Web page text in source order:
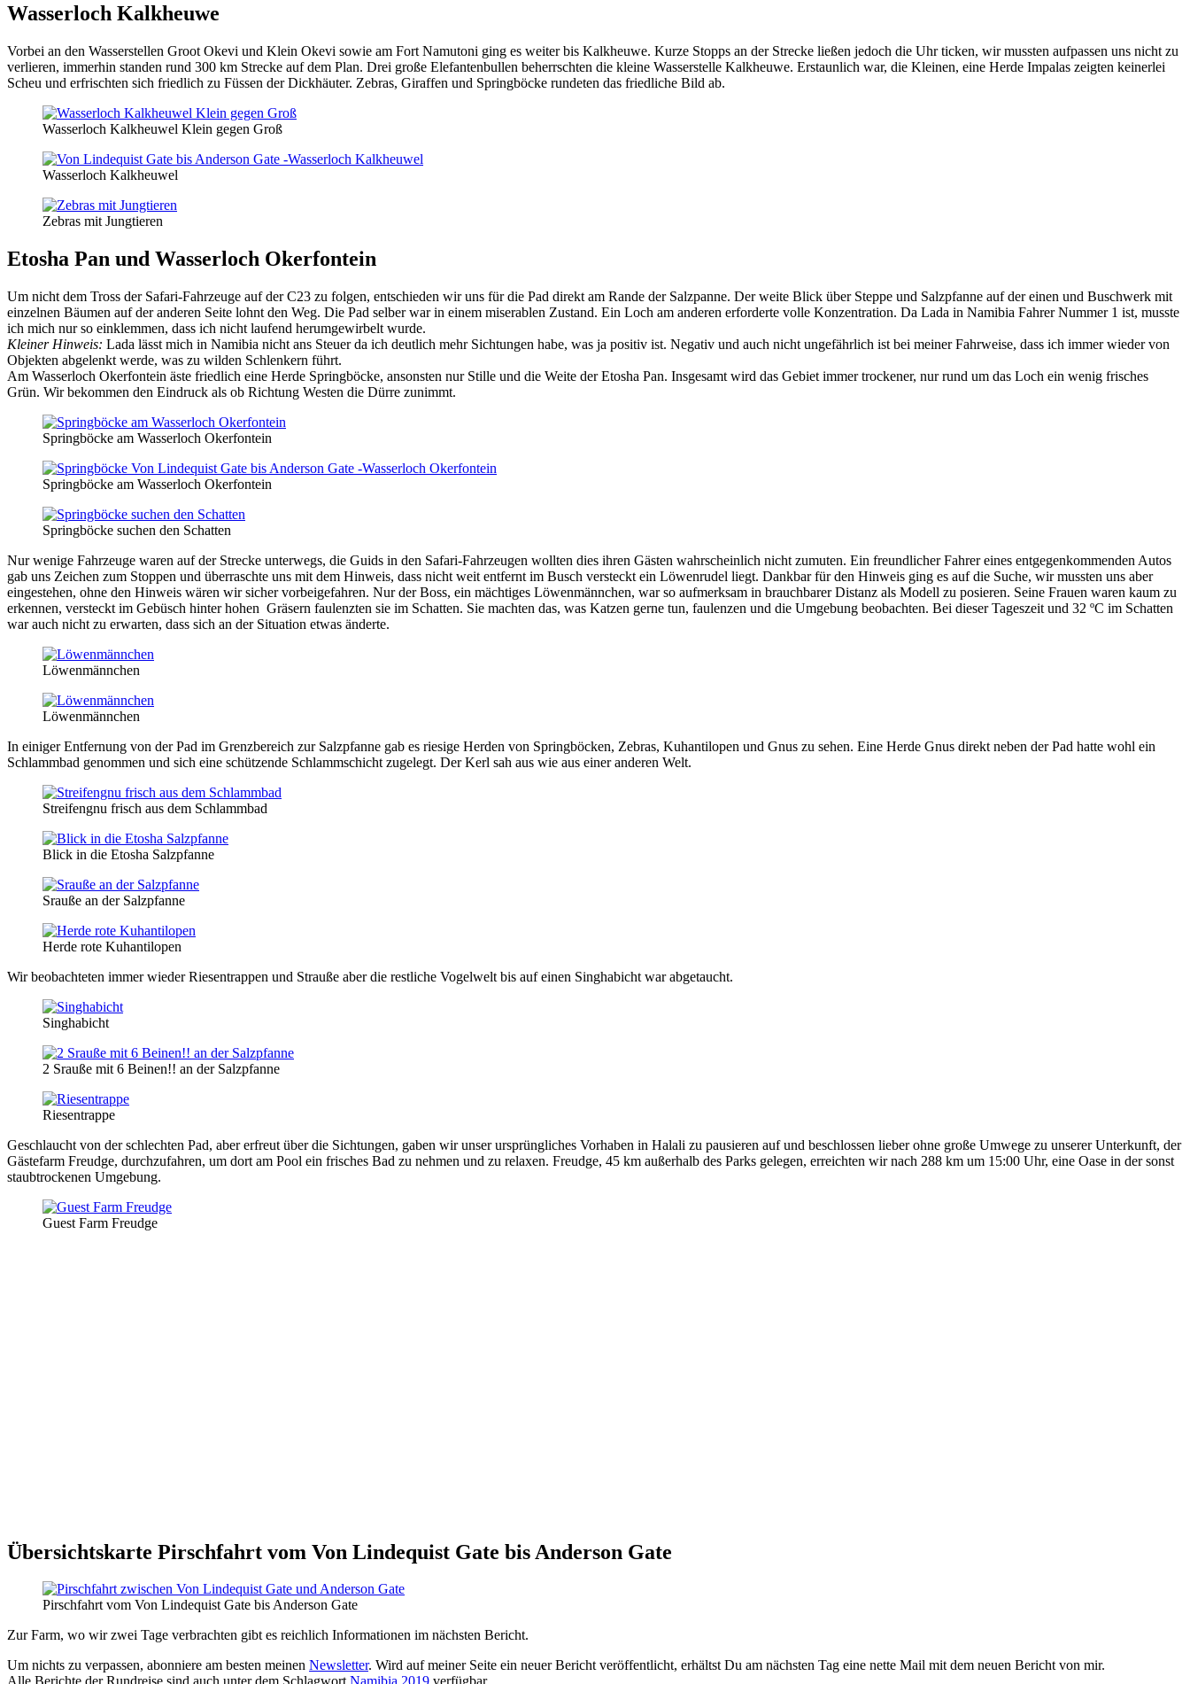
Wasserloch Kalkheuwe
Vorbei an den Wasserstellen Groot Okevi und Klein Okevi sowie am Fort Namutoni ging es weiter bis Kalkheuwe. Kurze Stopps an der Strecke ließen jedoch die Uhr ticken, wir mussten aufpassen uns nicht zu
verlieren, immerhin standen rund 300 km Strecke auf dem Plan. Drei große Elefantenbullen beherrschten die kleine Wasserstelle Kalkheuwe. Erstaunlich war, die Kleinen, eine Herde Impalas zeigten keinerlei
Scheu und erfrischten sich friedlich zu Füssen der Dickhäuter. Zebras, Giraffen und Springböcke rundeten das friedliche Bild ab.
Wasserloch Kalkheuwel Klein gegen Groß
Wasserloch Kalkheuwel
Zebras mit Jungtieren
Etosha Pan und Wasserloch Okerfontein
Um nicht dem Tross der Safari-Fahrzeuge auf der C23 zu folgen, entschieden wir uns für die Pad direkt am Rande der Salzpanne. Der weite Blick über Steppe und Salzpfanne auf der einen und Buschwerk mit
einzelnen Bäumen auf der anderen Seite lohnt den Weg. Die Pad selber war in einem miserablen Zustand. Ein Loch am anderen erforderte volle Konzentration. Da Lada in Namibia Fahrer Nummer 1 ist, musste
ich mich nur so einklemmen, dass ich nicht laufend herumgewirbelt wurde.
Kleiner Hinweis: Lada lässt mich in Namibia nicht ans Steuer da ich deutlich mehr Sichtungen habe, was ja positiv ist. Negativ und auch nicht ungefährlich ist bei meiner Fahrweise, dass ich immer wieder von
Objekten abgelenkt werde, was zu wilden Schlenkern führt.
Am Wasserloch Okerfontein äste friedlich eine Herde Springböcke, ansonsten nur Stille und die Weite der Etosha Pan. Insgesamt wird das Gebiet immer trockener, nur rund um das Loch ein wenig frisches
Grün. Wir bekommen den Eindruck als ob Richtung Westen die Dürre zunimmt.
Springböcke am Wasserloch Okerfontein
Springböcke am Wasserloch Okerfontein
Springböcke suchen den Schatten
Nur wenige Fahrzeuge waren auf der Strecke unterwegs, die Guids in den Safari-Fahrzeugen wollten dies ihren Gästen wahrscheinlich nicht zumuten. Ein freundlicher Fahrer eines entgegenkommenden Autos
gab uns Zeichen zum Stoppen und überraschte uns mit dem Hinweis, dass nicht weit entfernt im Busch versteckt ein Löwenrudel liegt. Dankbar für den Hinweis ging es auf die Suche, wir mussten uns aber
eingestehen, ohne den Hinweis wären wir sicher vorbeigefahren. Nur der Boss, ein mächtiges Löwenmännchen, war so aufmerksam in brauchbarer Distanz als Modell zu posieren. Seine Frauen waren kaum zu
erkennen, versteckt im Gebüsch hinter hohen Gräsern faulenzten sie im Schatten. Sie machten das, was Katzen gerne tun, faulenzen und die Umgebung beobachten. Bei dieser Tageszeit und 32 ºC im Schatten
war auch nicht zu erwarten, dass sich an der Situation etwas änderte.
Löwenmännchen
Löwenmännchen
In einiger Entfernung von der Pad im Grenzbereich zur Salzpfanne gab es riesige Herden von Springböcken, Zebras, Kuhantilopen und Gnus zu sehen. Eine Herde Gnus direkt neben der Pad hatte wohl ein
Schlammbad genommen und sich eine schützende Schlammschicht zugelegt. Der Kerl sah aus wie aus einer anderen Welt.
Streifengnu frisch aus dem Schlammbad
Blick in die Etosha Salzpfanne
Srauße an der Salzpfanne
Herde rote Kuhantilopen
Wir beobachteten immer wieder Riesentrappen und Strauße aber die restliche Vogelwelt bis auf einen Singhabicht war abgetaucht.
Singhabicht
2 Srauße mit 6 Beinen!! an der Salzpfanne
Riesentrappe
Geschlaucht von der schlechten Pad, aber erfreut über die Sichtungen, gaben wir unser ursprüngliches Vorhaben in Halali zu pausieren auf und beschlossen lieber ohne große Umwege zu unserer Unterkunft, der
Gästefarm Freudge, durchzufahren, um dort am Pool ein frisches Bad zu nehmen und zu relaxen. Freudge, 45 km außerhalb des Parks gelegen, erreichten wir nach 288 km um 15:00 Uhr, eine Oase in der sonst
staubtrockenen Umgebung.
Guest Farm Freudge
Übersichtskarte Pirschfahrt vom Von Lindequist Gate bis Anderson Gate
Pirschfahrt vom Von Lindequist Gate bis Anderson Gate
Zur Farm, wo wir zwei Tage verbrachten gibt es reichlich Informationen im nächsten Bericht.
Um nichts zu verpassen, abonniere am besten meinen Newsletter. Wird auf meiner Seite ein neuer Bericht veröffentlicht, erhältst Du am nächsten Tag eine nette Mail mit dem neuen Bericht von mir.